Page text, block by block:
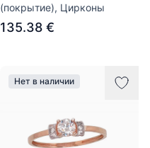
(покрытие), Цирконы
135.38 €
Нет в наличии